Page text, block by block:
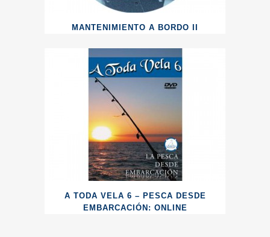
MANTENIMIENTO A BORDO II
A TODA VELA 6 – PESCA DESDE
EMBARCACIÓN: ONLINE